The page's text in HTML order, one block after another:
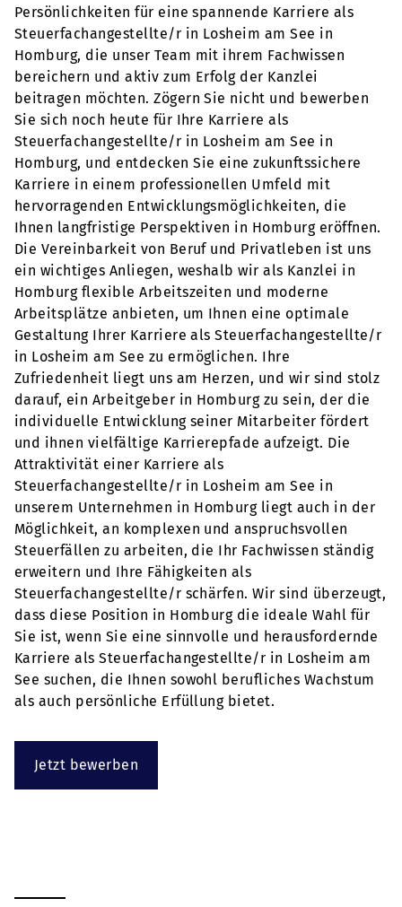
Persönlichkeiten für eine spannende Karriere als
Steuerfachangestellte/r in Losheim am See in
Homburg, die unser Team mit ihrem Fachwissen
bereichern und aktiv zum Erfolg der Kanzlei
beitragen möchten. Zögern Sie nicht und bewerben
Sie sich noch heute für Ihre Karriere als
Steuerfachangestellte/r in Losheim am See in
Homburg, und entdecken Sie eine zukunftssichere
Karriere in einem professionellen Umfeld mit
hervorragenden Entwicklungsmöglichkeiten, die
Ihnen langfristige Perspektiven in Homburg eröffnen.
Die Vereinbarkeit von Beruf und Privatleben ist uns
ein wichtiges Anliegen, weshalb wir als Kanzlei in
Homburg flexible Arbeitszeiten und moderne
Arbeitsplätze anbieten, um Ihnen eine optimale
Gestaltung Ihrer Karriere als Steuerfachangestellte/r
in Losheim am See zu ermöglichen. Ihre
Zufriedenheit liegt uns am Herzen, und wir sind stolz
darauf, ein Arbeitgeber in Homburg zu sein, der die
individuelle Entwicklung seiner Mitarbeiter fördert
und ihnen vielfältige Karrierepfade aufzeigt. Die
Attraktivität einer Karriere als
Steuerfachangestellte/r in Losheim am See in
unserem Unternehmen in Homburg liegt auch in der
Möglichkeit, an komplexen und anspruchsvollen
Steuerfällen zu arbeiten, die Ihr Fachwissen ständig
erweitern und Ihre Fähigkeiten als
Steuerfachangestellte/r schärfen. Wir sind überzeugt,
dass diese Position in Homburg die ideale Wahl für
Sie ist, wenn Sie eine sinnvolle und herausfordernde
Karriere als Steuerfachangestellte/r in Losheim am
See suchen, die Ihnen sowohl berufliches Wachstum
als auch persönliche Erfüllung bietet.
Jetzt bewerben